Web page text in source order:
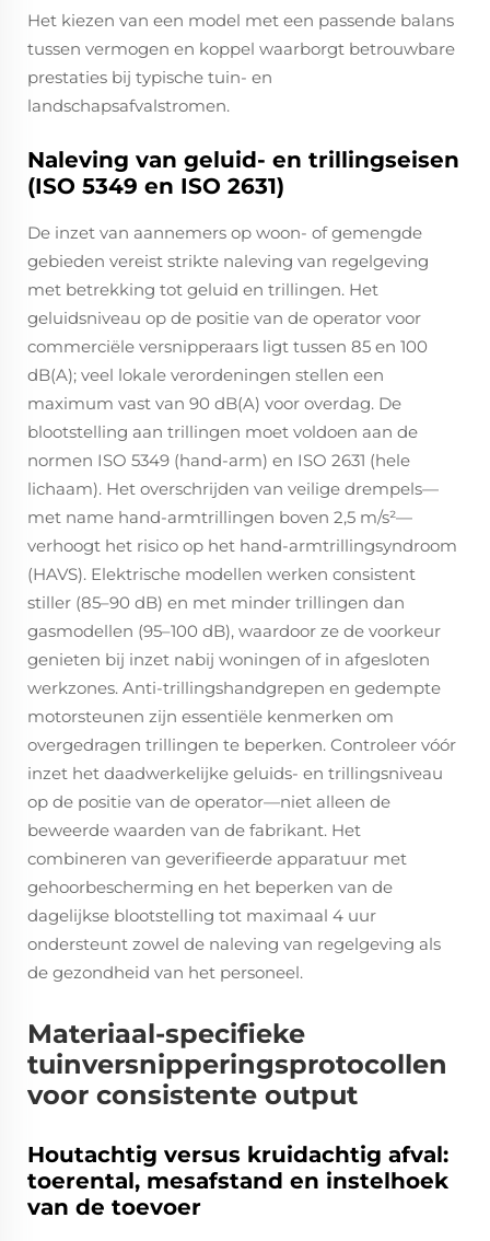
Het kiezen van een model met een passende balans
tussen vermogen en koppel waarborgt betrouwbare
prestaties bij typische tuin- en
landschapsafvalstromen.
Naleving van geluid- en trillingseisen
(ISO 5349 en ISO 2631)
De inzet van aannemers op woon- of gemengde
gebieden vereist strikte naleving van regelgeving
met betrekking tot geluid en trillingen. Het
geluidsniveau op de positie van de operator voor
commerciële versnipperaars ligt tussen 85 en 100
dB(A); veel lokale verordeningen stellen een
maximum vast van 90 dB(A) voor overdag. De
blootstelling aan trillingen moet voldoen aan de
normen ISO 5349 (hand-arm) en ISO 2631 (hele
lichaam). Het overschrijden van veilige drempels—
met name hand-armtrillingen boven 2,5 m/s²—
verhoogt het risico op het hand-armtrillingsyndroom
(HAVS). Elektrische modellen werken consistent
stiller (85–90 dB) en met minder trillingen dan
gasmodellen (95–100 dB), waardoor ze de voorkeur
genieten bij inzet nabij woningen of in afgesloten
werkzones. Anti-trillingshandgrepen en gedempte
motorsteunen zijn essentiële kenmerken om
overgedragen trillingen te beperken. Controleer vóór
inzet het daadwerkelijke geluids- en trillingsniveau
op de positie van de operator—niet alleen de
beweerde waarden van de fabrikant. Het
combineren van geverifieerde apparatuur met
gehoorbescherming en het beperken van de
dagelijkse blootstelling tot maximaal 4 uur
ondersteunt zowel de naleving van regelgeving als
de gezondheid van het personeel.
Materiaal-specifieke
tuinversnipperingsprotocollen
voor consistente output
Houtachtig versus kruidachtig afval:
toerental, mesafstand en instelhoek
van de toevoer